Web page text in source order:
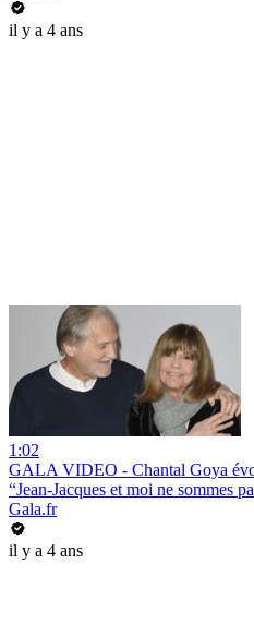
il y a 4 ans
1:02
GALA VIDEO - Chantal Goya
“Jean-Jacques et moi ne sommes
Gala.fr
il y a 4 ans